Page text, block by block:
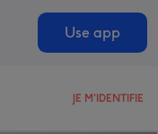
Use app
JE M'IDENTIFIE